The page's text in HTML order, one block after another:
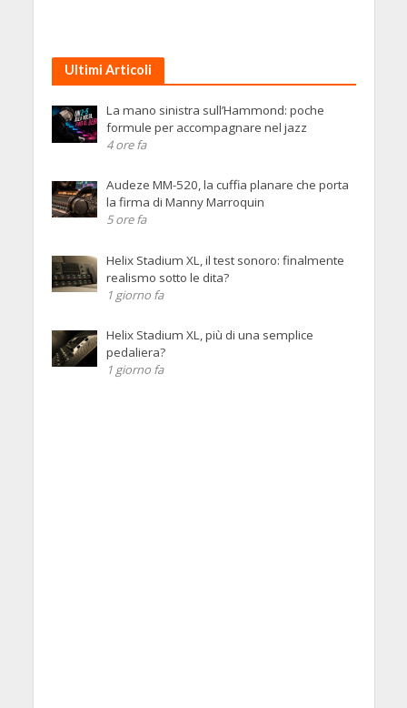
Ultimi Articoli
La mano sinistra sull’Hammond: poche
formule per accompagnare nel jazz
4 ore fa
Audeze MM-520, la cuffia planare che porta
la firma di Manny Marroquin
5 ore fa
Helix Stadium XL, il test sonoro: finalmente
realismo sotto le dita?
1 giorno fa
Helix Stadium XL, più di una semplice
pedaliera?
1 giorno fa